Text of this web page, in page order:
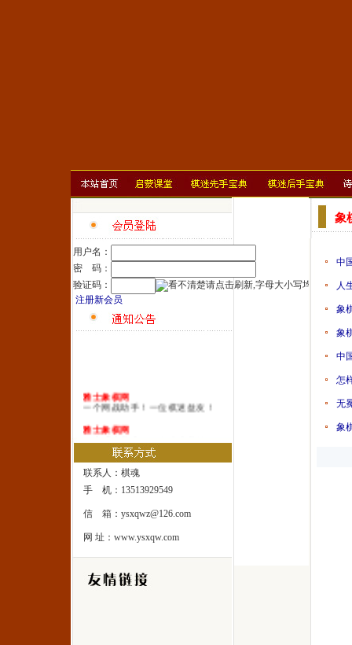
用户名：
密 码：
验证码：
注册新会员
雅士象棋网
一个网战助手！一位棋迷益友！
雅士象棋网
一本系统棋谱！一所速成棋校！
雅士象棋网
一处修身圣地！一座雅士乐园！
联系人：棋魂
手 机：13513929549
信 箱：ysxqwz@126.com
网 址：www.ysxqw.com
象
中
人
象
象
中
怎
无
象